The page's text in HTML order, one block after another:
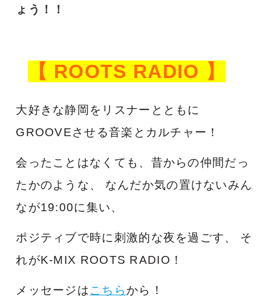
ょう！！
【 ROOTS RADIO 】
大好きな静岡をリスナーとともに
GROOVEさせる音楽とカルチャー！
会ったことはなくても、昔からの仲間だっ
たかのような、
なんだか気の置けないみん
なが19:00に集い、
ポジティブで時に刺激的な夜を過ごす、
そ
れがK-MIX ROOTS RADIO！
メッセージはこちら から！